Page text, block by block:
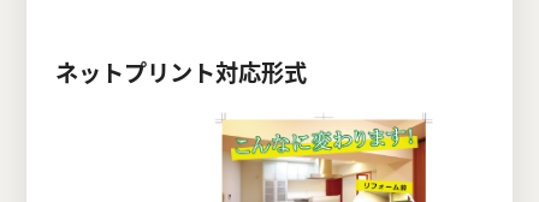
ネットプリント対応形式